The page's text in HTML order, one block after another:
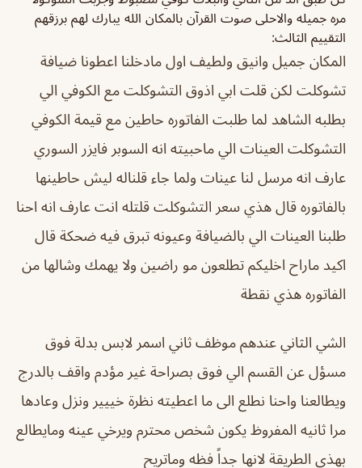
مره جميله والاحلى صوت القرآن بالمكان الله يبارك لهم برزقهم
التقييم الثالث:
المكان جميل وانيق ولطيف اول مادخلنا اعطونا ضيافة
تشوكلت لكن قلت ابي اذوق التشوكلت مع الكوفي الي
بطلبه الشاهد لما طلبت الفاتوره حاطين مع قيمة الكوفي
التشوكلت العينات الي ماحبيته انه السوبر فايزر السوري
عارف انه مرسل لنا عينات ولما جاء قلناله ليش حاطينها
بالفاتوره قال هذي سعر التشوكلت قلتله انت عارف انه احنا
طلبنا العينات الي بالضيافة وعيونه تبرق فيه ضحكة قال
اكيد ماراح اخليكم تطلعون مو راضين ولا يهمك وشالها من
الفاتوره هذي نقطة
الشي الثاني عندهم موظف ثاني اسمر لابس بدلة فوق
مسؤل عن القسم الي فوق بصراحة غير مؤدم واقف بالدرج
ويطالعنا واحنا نطلع الى ما اعطيته نظرة خييير ونزل وعادها
مرا ثانيه المفروظ يكون شخص محترم ويرخي عينه ومايطالع
بهذي الطريقة لانها جداً فظه وماتريح